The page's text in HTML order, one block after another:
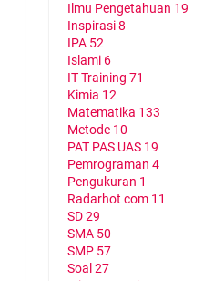
Ilmu Pengetahuan 19
Inspirasi8
IPA 52
Islami 6
IT Training 71
Kimia 12
Matematika 133
Metode 10
PAT PAS UAS 19
Pemrograman 4
Pengukuran 1
Radarhot com 11
SD29
SMA 50
SMP 57
Soal 27